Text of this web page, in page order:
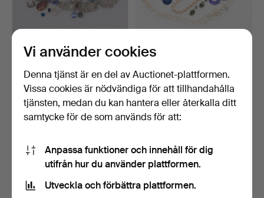
PARTI BIJOUTERIER, 27
delar.
Klubbades 8 apr 2026
2 bud
37 USD
PARTI BIJOUTERIER, 11
delar.
Klubbades 3 apr 2026
1 bud
32 USD
Vi använder cookies
Denna tjänst är en del av Auctionet-plattformen.
Vissa cookies är nödvändiga för att tillhandahålla
tjänsten, medan du kan hantera eller återkalla ditt
samtycke för de som används för att:
Anpassa funktioner och innehåll för dig
utifrån hur du använder plattformen.
Utveckla och förbättra plattformen.